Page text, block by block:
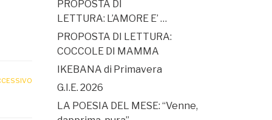
PROPOSTA DI
LETTURA: L’AMORE E’ …
PROPOSTA DI LETTURA:
COCCOLE DI MAMMA
IKEBANA di Primavera
G.I.E. 2026
LA POESIA DEL MESE: “Venne,